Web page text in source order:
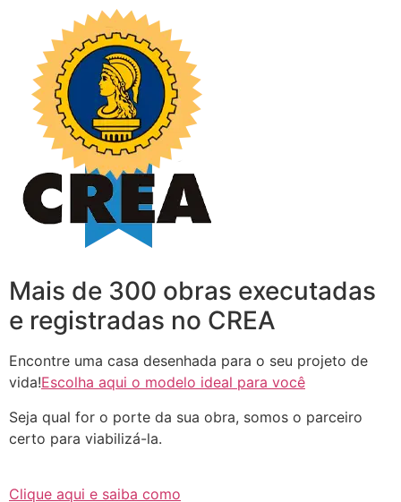
Mais de 300 obras executadas
e registradas no CREA
Encontre uma casa desenhada para o seu projeto de
vida!Escolha aqui o modelo ideal para você
Seja qual for o porte da sua obra, somos o parceiro
certo para viabilizá-la.
Clique aqui e saiba como